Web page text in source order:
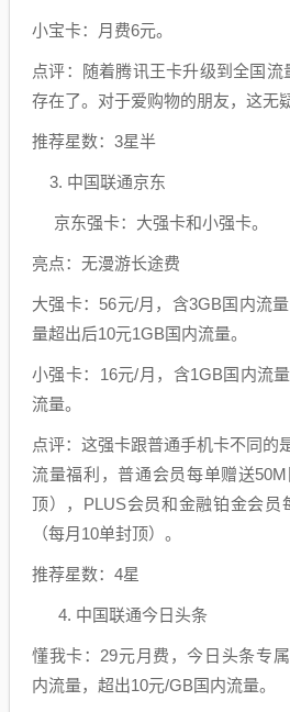
小宝卡：月费6元。
点评：随着腾讯王卡升级到全国
存在了。对于爱购物的朋友，这无
推荐星数：3星半
3. 中国联通京东
京东强卡：大强卡和小强卡。
亮点：无漫游长途费
大强卡：56元/月，含3GB国内流
量超出后10元1GB国内流量。
小强卡：16元/月，含1GB国内流
流量。
点评：这强卡跟普通手机卡不同的
流量福利，普通会员每单赠送
顶），PLUS会员和金融铂金会员
（每月10单封顶）。
推荐星数：4星
4. 中国联通今日头条
懂我卡：29元月费，今日头条专
内流量，超出10元/GB国内流量。